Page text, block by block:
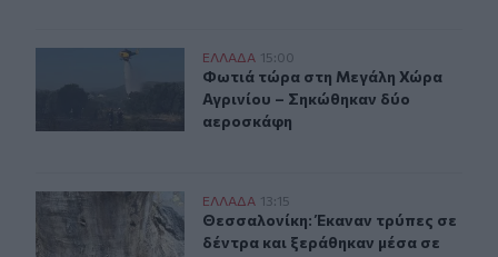
Φωτιά τώρα στη Μεγάλη Χώρα Αγρινίου – Σηκώθηκαν
ΕΛΛAΔΑ 15:00
Φωτιά τώρα στη Μεγάλη Χώρα
Φωτιά τώρα στη Μεγάλη Χώρα
Αγρινίου – Σηκώθηκαν δύο
αεροσκάφη
Θεσσαλονίκη: Έκαναν τρύπες σε δέντρα και ξεράθηκαν
ΕΛΛAΔΑ 13:15
Θεσσαλονίκη: Έκαναν τρύπες σε
Θεσσαλονίκη: Έκαναν τρύπες σε
δέντρα και ξεράθηκαν μέσα σε